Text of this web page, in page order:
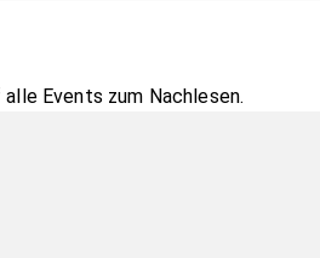
Events zum Nachlesen.